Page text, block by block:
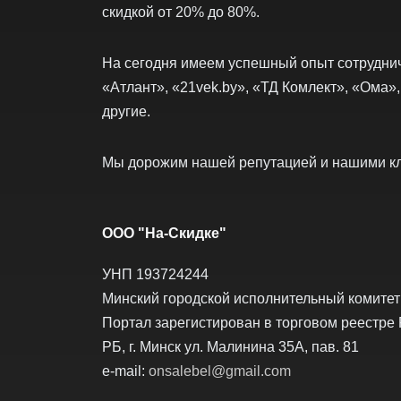
скидкой от 20% до 80%.
На сегодня имеем успешный опыт
«Атлант», «21vek.by», «ТД Комлект»,
другие.
Мы дорожим нашей репутацией и нашими
ООО "На-Скидке"
УНП 193724244
Минский городской исполнительный
Портал зарегистирован в торговом
РБ, г. Минск ул. Малинина 35А, пав. 81
e-mail: onsalebel@gmail.com